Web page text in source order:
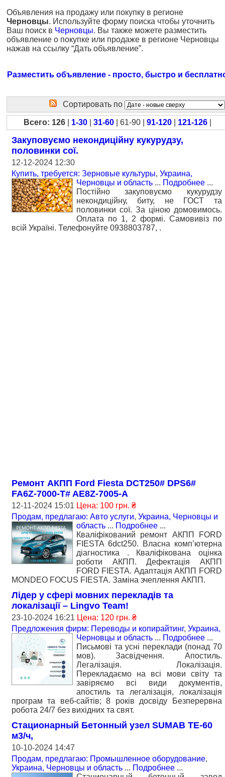
Объявления на продажу или покупку в регионе
Черновцы. Используйте форму поиска чтобы уточнить
Ваш поиск в Черновцы. Вы также можете разместить
объявление о покупке или продаже в регионе Черновцы
нажав на ссылку “Дать объявление”.
Разместить объявление - просто, быстро и
Сортировать по
Всего: 126| 1-30| 31-60| 61-90 | 91-120| 121-126|
Закуповуємо некондиційну кукурудзу,
половинки сої.
12-12-2024 12:30
Купить, требуется: Зерновые культуры, Украина,
Черновцы и область ... Подробнее ...
Постійно закуповуємо кукурудзу
некондиційну, биту, не ГОСТ та
половинки сої. За ціною домовимось.
Оплата по 1, 2 формі. Самовивіз по
всій Україні. Телефонуйте 0938803787, .
Ремонт АКПП Ford Fiesta DCT250# DPS6#
FA6Z-7000-T# AE8Z-7005-A
12-11-2024 15:01 Цена: 100 грн. ₴
Продам, предлагаю: Авто услуги, Украина, Черновцы и
область ... Подробнее ...
Кваліфікований ремонт АКПП FORD
FIESTA 6dct250. Власна комп’ютерна
діагностика . Кваліфікована оцінка
роботи АКПП. Дефектація АКПП
FORD FIESTA. Адаптація АКПП FORD
MONDEO FOCUS FIESTA. Заміна зчеплення АКПП.
Лідер у сфері мовних перекладів та
локалізації – Lingvo Team!
23-10-2024 16:21 Цена: 120 грн. ₴
Предложения фирм: Переводы и копирайтинг, Украина,
Черновцы и область ... Подробнее ...
Письмові та усні переклади (понад 70
мов). Засвідчення. Апостиль.
Легалізація. Локалізація.
Перекладаємо на всі мови світу та
завіряємо всі види документів,
апостиль та легалізація, локалізація
програм та веб-сайтів; 8 років досвіду Безперервна
робота 24/7 без вихідних та свят.
Стационарный Бетонный узел SUMAB TE-60
м3/ч,
10-10-2024 14:47
Продам, предлагаю: Промышленное оборудование,
Украина, Черновцы и область ... Подробнее ...